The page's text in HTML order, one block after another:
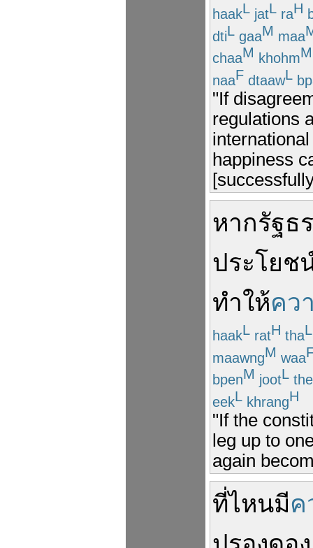
haakL jatL raH
dtiL gaaM maa
chaaM khohmM
naaF dtaawL
"If
regulations
happiness
หากรัฐธ
ประโยช
ทำให้คว
haakL ratH thaL
maawngM waa
bpenM jootL
eekL khrangH
"If the
leg up to
again
ที่ไหนมีค